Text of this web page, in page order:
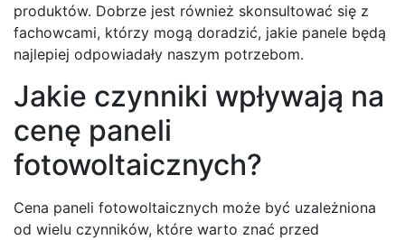
produktów. Dobrze jest również skonsultować się z
fachowcami, którzy mogą doradzić, jakie panele będą
najlepiej odpowiadały naszym potrzebom.
Jakie czynniki wpływają na
cenę paneli
fotowoltaicznych?
Cena paneli fotowoltaicznych może być uzależniona
od wielu czynników, które warto znać przed